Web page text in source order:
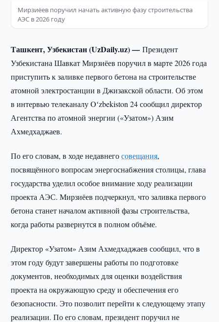
Мирзиёев поручил начать активную фазу строительства
АЭС в 2026 году
Ташкент, Узбекистан (UzDaily.uz) —Президент
Узбекистана Шавкат Мирзиёев поручил в марте 2026 года
приступить к заливке первого бетона на строительстве
атомной электростанции в Джизакской области. Об этом
в интервью телеканалу Oʻzbekiston 24 сообщил директор
Агентства по атомной энергии («Узатом») Азим
Ахмедхаджаев.
По его словам, в ходе недавнегосовещания,
посвящённого вопросам энергоснабжения столицы, глава
государства уделил особое внимание ходу реализации
проекта АЭС. Мирзиёев подчеркнул, что заливка первого
бетона станет началом активной фазы строительства,
когда работы развернутся в полном объёме.
Директор «Узатом» Азим Ахмедхаджаев сообщил, что в
этом году будут завершены работы по подготовке
документов, необходимых для оценки воздействия
проекта на окружающую среду и обеспечения его
безопасности. Это позволит перейти к следующему этапу
реализации. По его словам, президент поручил не